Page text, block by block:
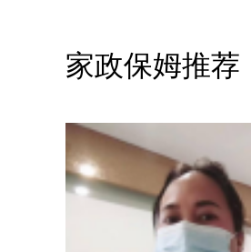
家政保姆推荐